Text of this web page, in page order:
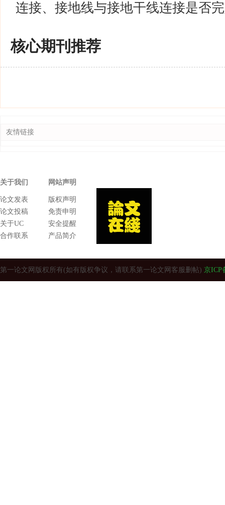
连接、接地线与接地干线连接是否
核心期刊推荐
友情链接
网站声明
版权声明
免责申明
安全提醒
产品简介
关于我们
论文发表
论文投稿
关于UC
合作联系
第一论文网版权所有(如有版权争议，请联系第一论文网客服删帖) 京ICP